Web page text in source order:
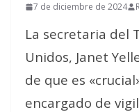
7 de diciembre de 2024
La secretaria del
Unidos, Janet
de que es
encargado de